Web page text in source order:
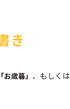
き
「お歳暮」 、もしくは